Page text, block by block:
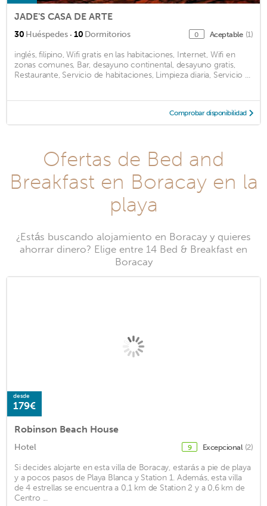
JADE'S CASA DE ARTE
30 Huéspedes · 10 Dormitorios 0 Aceptable (1)
inglés, filipino, Wifi gratis en las habitaciones, Internet, Wifi en
zonas comunes, Bar, desayuno continental, desayuno gratis,
Restaurante, Servicio de habitaciones, Limpieza diaria, Servicio ...
Comprobar disponibilidad
Ofertas de Bed and
Breakfast en Boracay en la
playa
¿Estás buscando alojamiento en Boracay y quieres
ahorrar dinero? Elige entre 14 Bed & Breakfast en
Boracay
desde
179€
Robinson Beach House
Hotel 9 Excepcional (2)
Si decides alojarte en esta villa de Boracay, estarás a pie de playa
y a pocos pasos de Playa Blanca y Station 1. Además, esta villa
de 4 estrellas se encuentra a 0,1 km de Station 2 y a 0,6 km de
Centro ...